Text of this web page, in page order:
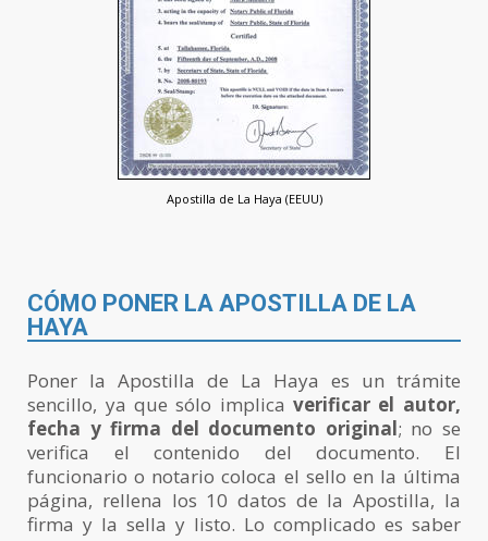
Apostilla de La Haya (EEUU)
CÓMO PONER LA APOSTILLA DE LA
HAYA
Poner la Apostilla de La Haya es un trámite
sencillo, ya que sólo implica verificar el autor,
fecha y firma del documento original; no se
verifica el contenido del documento. El
funcionario o notario coloca el sello en la última
página, rellena los 10 datos de la Apostilla, la
firma y la sella y listo. Lo complicado es saber